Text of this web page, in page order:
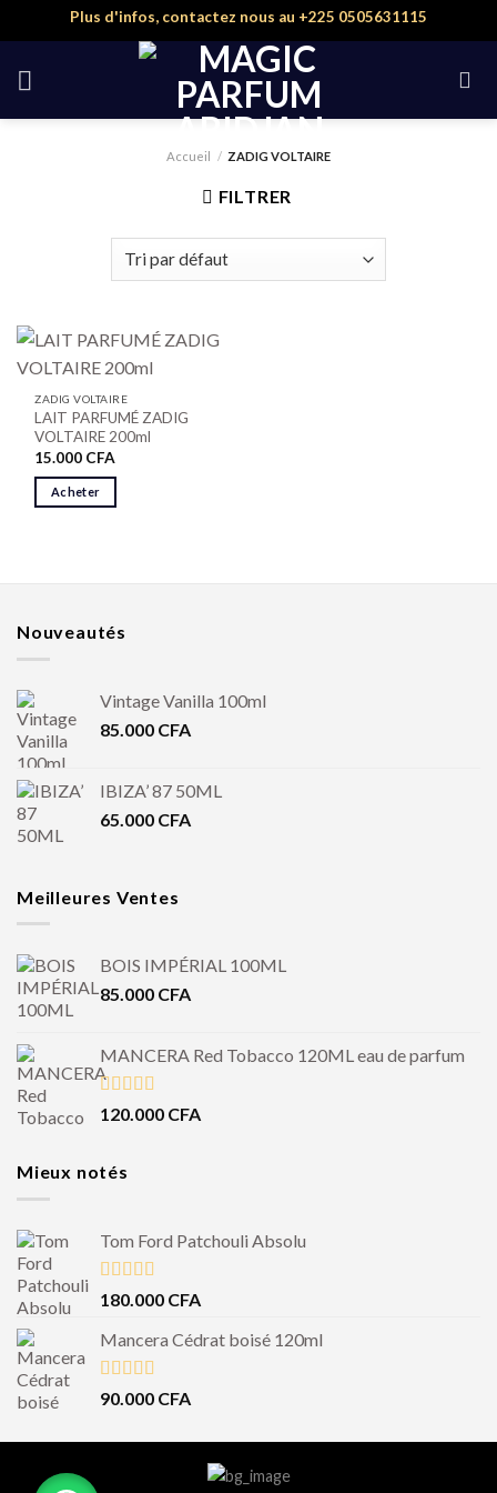
to
content
Plus d'infos, contactez nous au +225 0505631115
Accueil / ZADIG VOLTAIRE
FILTRER
ZADIG VOLTAIRE
LAIT PARFUMÉ ZADIG
VOLTAIRE 200ml
15.000 CFA
Acheter
Nouveautés
Vintage Vanilla 100ml
85.000 CFA
IBIZA’ 87 50ML
65.000 CFA
Meilleures Ventes
BOIS IMPÉRIAL 100ML
85.000 CFA
MANCERA Red Tobacco 120ML eau de parfum
Note4.50
120.000 CFA
Mieux notés
Tom Ford Patchouli Absolu
Note5.00
180.000 CFA
Mancera Cédrat boisé 120ml
Note5.00
90.000 CFA